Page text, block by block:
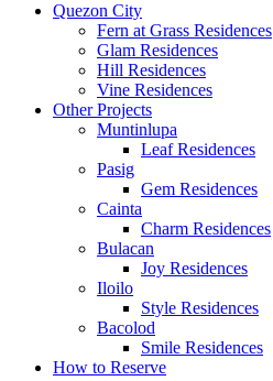
Quezon City
Fern at Grass Residences
Glam Residences
Hill Residences
Vine Residences
Other Projects
Muntinlupa
Leaf Residences
Pasig
Gem Residences
Cainta
Charm Residences
Bulacan
Joy Residences
Iloilo
Style Residences
Bacolod
Smile Residences
How to Reserve